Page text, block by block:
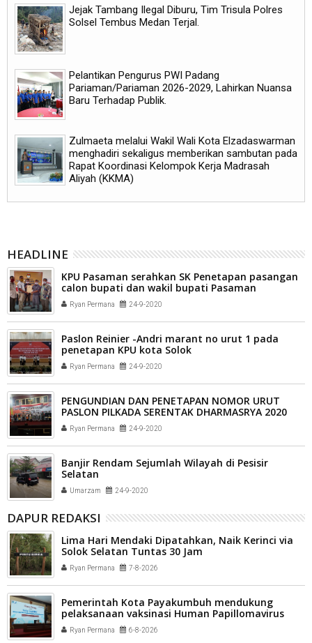
Jejak Tambang Ilegal Diburu, Tim Trisula Polres
Solsel Tembus Medan Terjal.
Pelantikan Pengurus PWI Padang
Pariaman/Pariaman 2026-2029, Lahirkan Nuansa
Baru Terhadap Publik.
Zulmaeta melalui Wakil Wali Kota Elzadaswarman
menghadiri sekaligus memberikan sambutan pada
Rapat Koordinasi Kelompok Kerja Madrasah
Aliyah (KKMA)
HEADLINE
KPU Pasaman serahkan SK Penetapan pasangan
calon bupati dan wakil bupati Pasaman
Ryan Permana 24-9-2020
Paslon Reinier -Andri marant no urut 1 pada
penetapan KPU kota Solok
Ryan Permana 24-9-2020
PENGUNDIAN DAN PENETAPAN NOMOR URUT
PASLON PILKADA SERENTAK DHARMASRYA 2020
Ryan Permana 24-9-2020
Banjir Rendam Sejumlah Wilayah di Pesisir
Selatan
Umarzam 24-9-2020
DAPUR REDAKSI
Lima Hari Mendaki Dipatahkan, Naik Kerinci via
Solok Selatan Tuntas 30 Jam
Ryan Permana 7-8-2026
Pemerintah Kota Payakumbuh mendukung
pelaksanaan vaksinasi Human Papillomavirus
(HPV) bagi aparatur sipil negara (ASN) dan
masyarakat
Ryan Permana 6-8-2026